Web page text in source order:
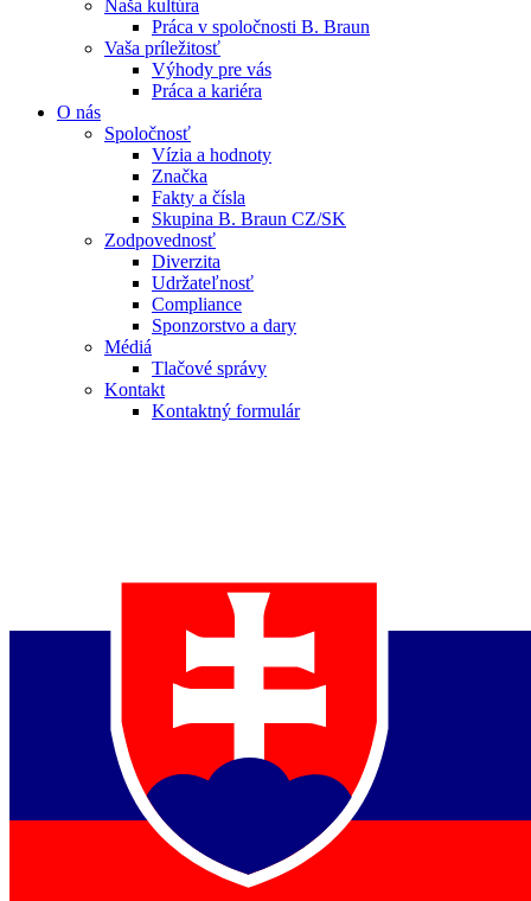
Naša kultúra
Práca v spoločnosti B. Braun
Vaša príležitosť
Výhody pre vás
Práca a kariéra
O nás
Spoločnosť
Vízia a hodnoty
Značka
Fakty a čísla
Skupina B. Braun CZ/SK
Zodpovednosť
Diverzita
Udržateľnosť
Compliance
Sponzorstvo a dary
Médiá
Tlačové správy
Kontakt
Kontaktný formulár